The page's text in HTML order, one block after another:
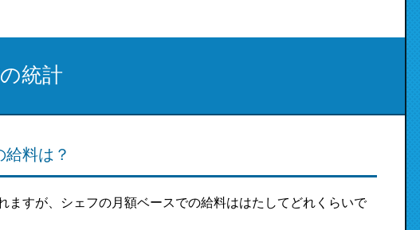
統計
料は？
ますが、シェフの月額ベースでの給料ははたしてどれくらいで